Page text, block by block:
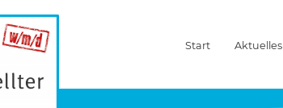
Start Aktuelles